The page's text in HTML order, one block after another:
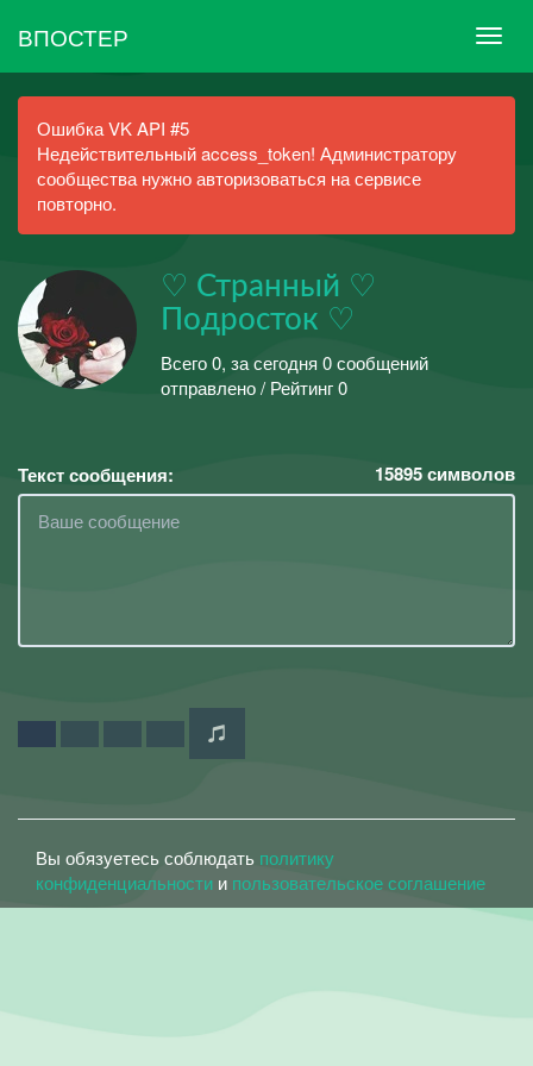
ВПОСТЕР
Ошибка VK API #5
Недействительный access_token! Администратору
сообщества нужно авторизоваться на сервисе
повторно.
♡ Странный ♡
Подросток ♡
Всего 0, за сегодня 0 сообщений
отправлено / Рейтинг 0
Текст сообщения: 15895символов
Вы обязуетесь соблюдать политику
конфиденциальности и пользовательское соглашение